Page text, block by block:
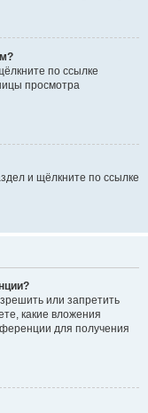
по ссылке
просмотра
и щёлкните по ссылке
или запретить
какие вложения
для получения